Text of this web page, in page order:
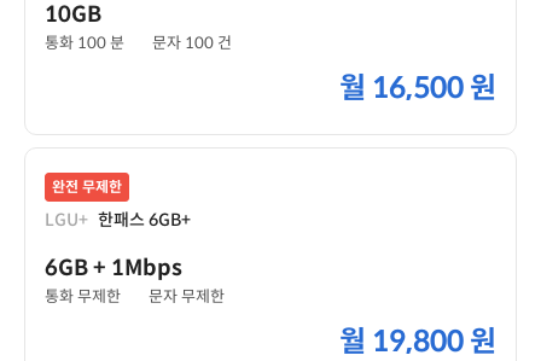
10GB
통화 100 분 문자 100 건
월 16,500 원
완전 무제한
LGU+ 한패스 6GB+
6GB+ 1Mbps
통화 무제한 문자 무제한
월 19,800 원